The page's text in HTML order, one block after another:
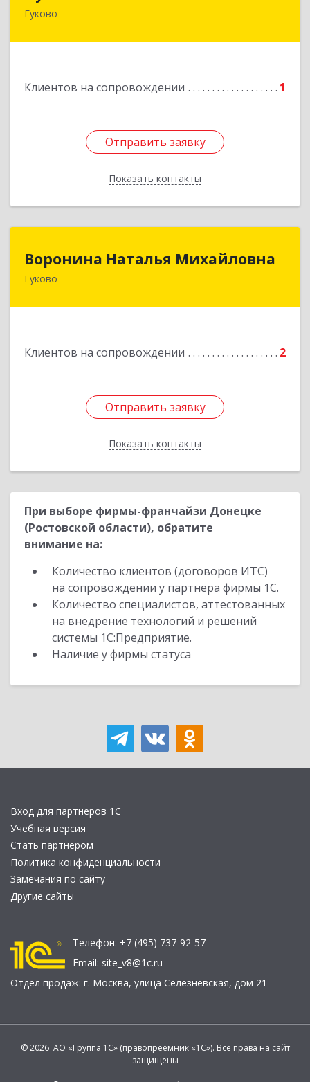
Гуково
Клиентов на сопровождении 1
Отправить заявку
Показать контакты
Отправить заявку
Назад
Воронина Наталья Михайловна
Гуково
Клиентов на сопровождении 2
Отправить заявку
Показать контакты
Воронина Наталья Михайловна
Отправить заявку
Назад
При выборе фирмы-франчайзи Донецке
(Ростовской области), обратите
внимание на:
Количество клиентов (договоров ИТС)
на сопровождении у партнера фирмы 1С.
Количество специалистов, аттестованных
на внедрение технологий и решений
системы 1С:Предприятие.
Наличие у фирмы статуса
Вход для партнеров 1С
Учебная версия
Стать партнером
Политика конфиденциальности
Замечания по сайту
Другие сайты
Телефон: +7 (495) 737-92-57
Email: site_v8@1c.ru
Отдел продаж: г. Москва, улица Селезнёвская, дом 21
© 2026 АО «Группа 1С» (правопреемник «1С»). Все права на сайт
защищены